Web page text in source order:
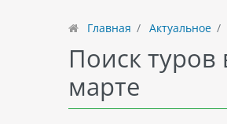
Главная Актуальное
Поиск
марте